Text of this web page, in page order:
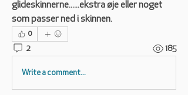
glideskinnerne......ekstra øje eller noget
som passer ned i skinnen.
0
2 185
Write a comment...